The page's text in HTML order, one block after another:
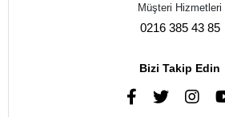
Müşteri Hizmetleri
0216 385 43 85
Bizi Takip Edin